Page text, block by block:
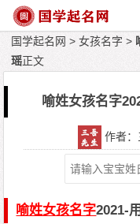
国学起名网 >女孩名字 >
瑶正文
喻姓女孩名字
作者
喻姓女孩名字2021-